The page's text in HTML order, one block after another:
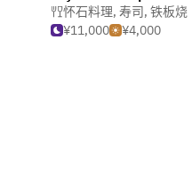
怀石料理, 寿司, 铁板烧
¥11,000
¥4,000